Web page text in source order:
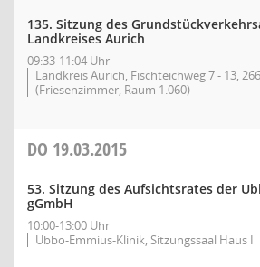
135. Sitzung des
Landkreises Aurich
09:33-11:04 Uhr
Landkreis Aurich, Fischteichweg 7 - 13,
(Friesenzimmer, Raum 1.060)
DO 19.03.2015
53. Sitzung des Aufsichtsrates der
gGmbH
10:00-13:00 Uhr
Ubbo-Emmius-Klinik, Sitzungssaal Haus I